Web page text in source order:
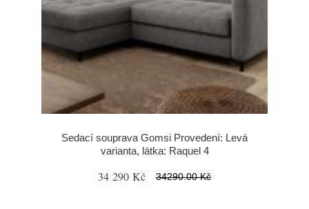
Sedací souprava Gomsi Provedení: Levá
varianta, látka: Raquel 4
34 290 Kč 34290.00 Kč